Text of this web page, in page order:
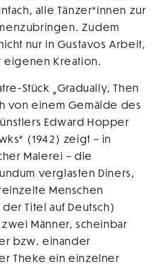
alle Tänzer*innen zur
Zudem
nur in Gustavos Arbeit,
eigenen Kreation.
Stück „Gradually, Then
von einem Gemälde des
Edward Hopper
(1942) zeigt – in
Malerei – die
verglasten Diners,
Menschen
Titel auf Deutsch)
Männer, scheinbar
bzw. einander
Theke ein einzelner